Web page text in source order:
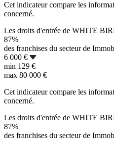
Cet indicateur compare les
concerné.
Les droits d'entrée de WHITE
87%
des franchises du secteur de
6 000 €
min 129 €
max 80 000 €
Cet indicateur compare les
concerné.
Les droits d'entrée de WHITE
87%
des franchises du secteur de